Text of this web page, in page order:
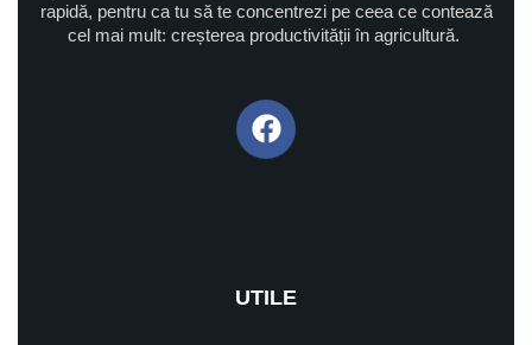
rapidă, pentru ca tu să te concentrezi pe ceea ce contează
cel mai mult: creșterea productivității în agricultură.
UTILE